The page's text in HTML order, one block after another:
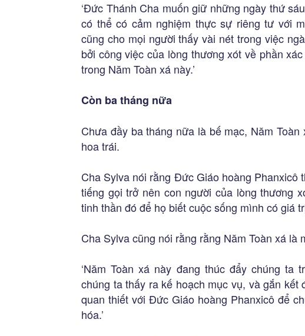
‘Đức Thánh Cha muốn giữ những ngày thứ
có thể có cảm nghiệm thực sự riêng tư với
cũng cho mọi người thấy vài nét trong việc
bởi công việc của lòng thương xót về phần
trong Năm Toàn xá này.’
Còn ba tháng nữa
Chưa đầy ba tháng nữa là bế mạc, Năm
hoa trái.
Cha Sylva nói rằng Đức Giáo hoàng
tiếng gọi trở nên con người của lòng thương
tinh thần đó để họ biết cuộc sống mình có giá
Cha Sylva cũng nói rằng rằng Năm Toàn xá là
‘Năm Toàn xá này đang thúc đẩy chúng ta
chúng ta thấy ra kế hoạch mục vụ, và gắn
quan thiết với Đức Giáo hoàng Phanxicô để
hóa.’